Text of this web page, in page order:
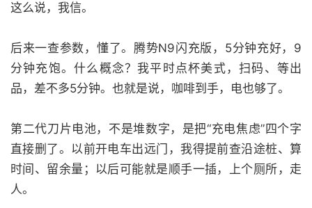
这么说，我信。
后来一查参数，懂了。腾势N9闪充版，5分钟充好，9
分钟充饱。什么概念？我平时点杯美式，扫码、等出
品，差不多5分钟。也就是说，咖啡到手，电也够了。
第二代刀片电池，不是堆数字，是把“充电焦虑”四个字
直接删了。以前开电车出远门，我得提前查沿途桩、算
时间、留余量；以后可能就是顺手一插，上个厕所，走
人。